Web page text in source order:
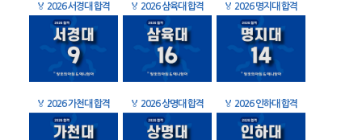
🏅 2026 서경대 합격 🏅 2026 삼육대 합격 🏅 2026 명지대 합격
🏅 2026 가천대 합격 🏅 2026 상명대 합격 🏅 2026 인하대 합격